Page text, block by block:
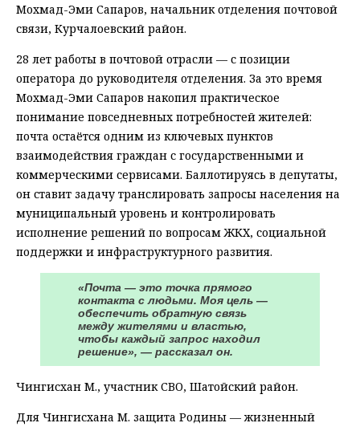
Мохмад-Эми Сапаров, начальник отделения почтовой
связи, Курчалоевский район.
28 лет работы в почтовой отрасли — с позиции
оператора до руководителя отделения. За это время
Мохмад-Эми Сапаров накопил практическое
понимание повседневных потребностей жителей:
почта остаётся одним из ключевых пунктов
взаимодействия граждан с государственными и
коммерческими сервисами. Баллотируясь в депутаты,
он ставит задачу транслировать запросы населения на
муниципальный уровень и контролировать
исполнение решений по вопросам ЖКХ, социальной
поддержки и инфраструктурного развития.
«Почта — это точка прямого
контакта с людьми. Моя цель —
обеспечить обратную связь
между жителями и властью,
чтобы каждый запрос находил
решение», — рассказал он.
Чингисхан М., участник СВО, Шатойский район.
Для Чингисхана М. защита Родины — жизненный